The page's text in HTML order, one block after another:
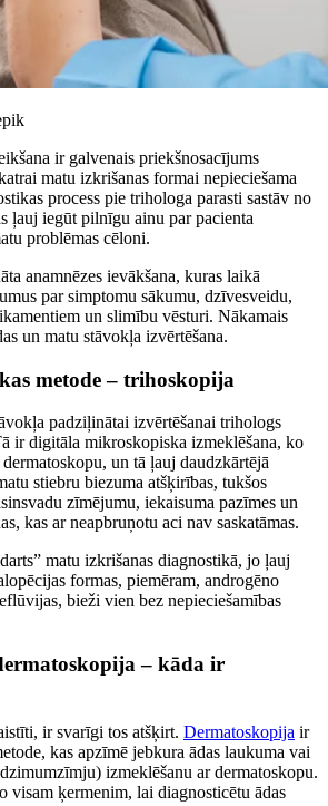
ir galvenais priekšnosacījums
matu izkrišanas formai nepieciešama
process pie trihologa parasti sastāv no
ļauj iegūt pilnīgu ainu par pacienta
problēmas cēloni.
anamnēzes ievākšana, kuras laikā
par simptomu sākumu, dzīvesveidu,
un slimību vēsturi. Nākamais
un matu stāvokļa izvērtēšana.
metode – trihoskopija
padziļinātai izvērtēšanai trihologs
ir digitāla mikroskopiska izmeklēšana, ko
un tā ļauj daudzkārtējā
stiebru biezuma atšķirības, tukšos
zīmējumu, iekaisuma pazīmes un
kas ar neapbruņotu aci nav saskatāmas.
matu izkrišanas diagnostikā, jo ļauj
formas, piemēram, androgēno
bieži vien bez nepieciešamības
– kāda ir
ir svarīgi tos atšķirt. Dermatoskopija ir
kas apzīmē jebkura ādas laukuma vai
izmeklēšanu ar dermatoskopu.
visam ķermenim, lai diagnosticētu ādas